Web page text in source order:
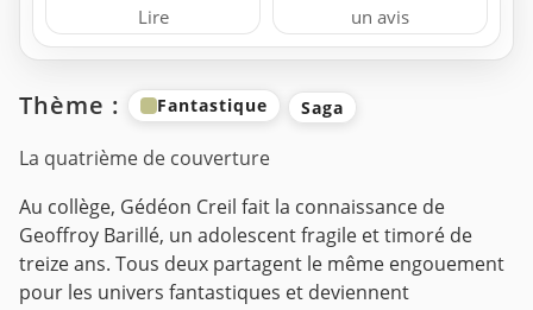
Lire un avis
Thème : Fantastique Saga
La quatrième de couverture
Au collège, Gédéon Creil fait la connaissance de
Geoffroy Barillé, un adolescent fragile et timoré de
treize ans. Tous deux partagent le même engouement
pour les univers fantastiques et deviennent